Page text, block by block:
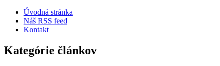
Úvodná stránka
Náš RSS feed
Kontakt
Kategórie článkov